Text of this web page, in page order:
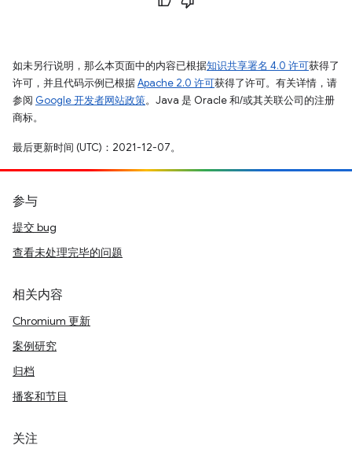
如未另行说明，那么本页面中的内容已根据知识共享署名 4.0 许可获得了
许可，并且代码示例已根据Apache 2.0 许可获得了许可。有关详情，请
参阅 Google 开发者网站政策。Java 是 Oracle 和/或其关联公司的注册
商标。
最后更新时间 (UTC)：2021-12-07。
参与
提交 bug
查看未处理完毕的问题
相关内容
Chromium 更新
案例研究
归档
播客和节目
关注